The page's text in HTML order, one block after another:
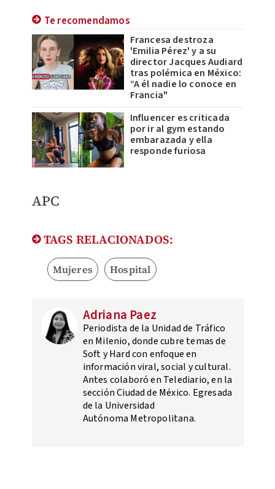
Te recomendamos
Francesa destroza
'Emilia Pérez' y a su
director Jacques Audiard
tras polémica en México:
“A él nadie lo conoce en
Francia"
Influencer es criticada
por ir al gym estando
embarazada y ella
responde furiosa
APC
TAGS RELACIONADOS:
Mujeres Hospital
Adriana Paez
Periodista de la Unidad de Tráfico
en Milenio, donde cubre temas de
Soft y Hard con enfoque en
información viral, social y cultural.
Antes colaboró en Telediario, en la
sección Ciudad de México. Egresada
de la Universidad
Autónoma Metropolitana.